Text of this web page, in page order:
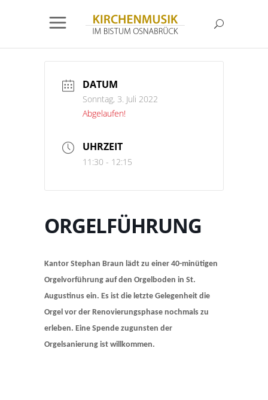
DATUM
Sonntag, 3. Juli 2022
Abgelaufen!
UHRZEIT
11:30 - 12:15
ORGELFÜHRUNG
Kantor Stephan Braun lädt zu einer 40-minütigen
Orgelvorführung auf den Orgelboden in St.
Augustinus ein. Es ist die letzte Gelegenheit die
Orgel vor der Renovierungsphase nochmals zu
erleben. Eine Spende zugunsten der
Orgelsanierung ist willkommen.